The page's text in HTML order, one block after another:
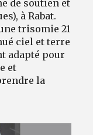
de soutien et
à Rabat.
trisomie 21
ciel et terre
adapté pour
et
la